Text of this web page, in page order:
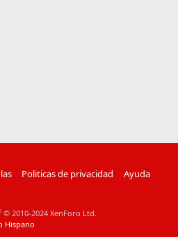
Politicas de privacidad
Ayuda
© 2010-2024 XenForo Ltd.
Hispano